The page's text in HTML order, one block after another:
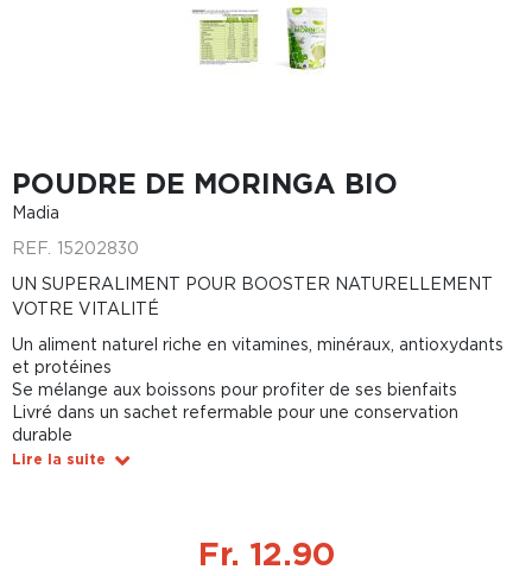
POUDRE DE MORINGA BIO
Madia
REF. 15202830
UN SUPERALIMENT POUR BOOSTER NATURELLEMENT
VOTRE VITALITÉ
Un aliment naturel riche en vitamines, minéraux, antioxydants
et protéines
Se mélange aux boissons pour profiter de ses bienfaits
Livré dans un sachet refermable pour une conservation
durable
Lire la suite
Fr. 12.90